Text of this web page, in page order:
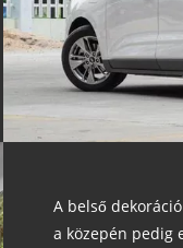
A belső
a közepén pedig